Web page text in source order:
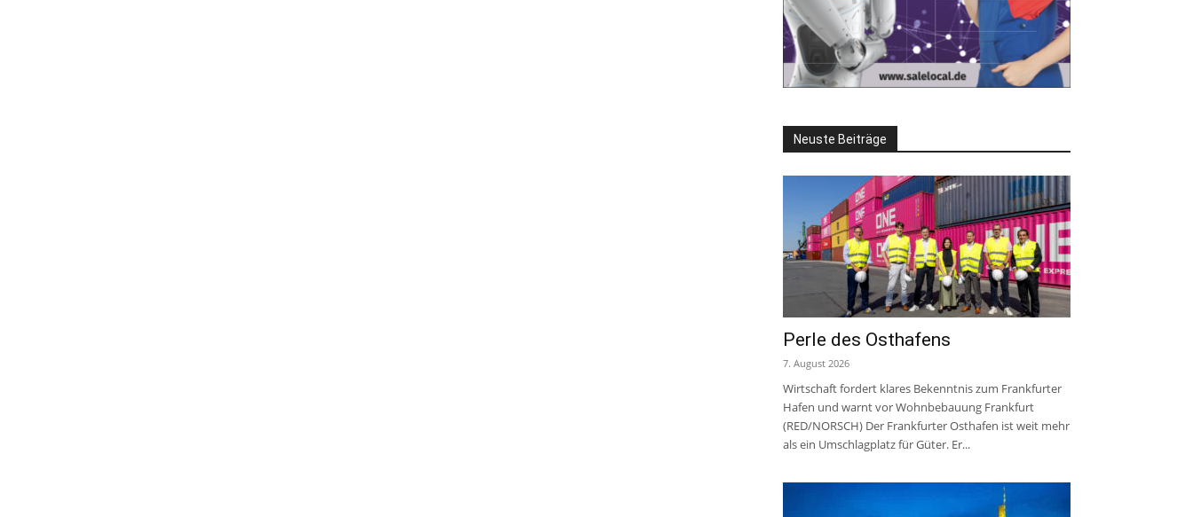
Neuste Beiträge
Perle des Osthafens
7. August 2026
Wirtschaft fordert klares Bekenntnis zum Frankfurter
Hafen und warnt vor Wohnbebauung Frankfurt
(RED/NORSCH) Der Frankfurter Osthafen ist weit mehr
als ein Umschlagplatz für Güter. Er...